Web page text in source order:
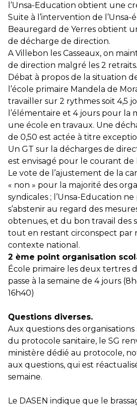
l’Unsa-Education obtient une
Suite à l’intervention de l’Unsa-
Beauregard de Yerres obtient
de décharge de direction.
A Villebon les Casseaux, on
de direction malgré les 2 retraits.
Débat à propos de la situation
l’école primaire Mandela de
travailler sur 2 rythmes soit 4,5
l’élémentaire et 4 jours pour la
une école en travaux. Une
de 0,50 est actée à titre
Un GT sur la décharges de
est envisagé pour le courant de
Le vote de l’ajustement de la
« non » pour la majorité des
syndicales ; l’Unsa-Education
s’abstenir au regard des
obtenues, et du bon travail des
tout en restant circonspect par
contexte national.
2 ème point organisation
École primaire les deux tertres
passe à la semaine de 4 jours
16h40)
Questions diverses.
Aux questions des organisations
du protocole sanitaire, le SG
ministère dédié au protocole,
aux questions, qui est
semaine.
Le DASEN indique que le